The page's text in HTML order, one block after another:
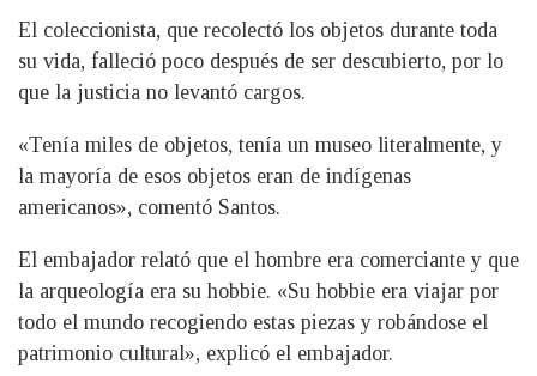
El coleccionista, que recolectó los objetos durante toda
su vida, falleció poco después de ser descubierto, por lo
que la justicia no levantó cargos.
«Tenía miles de objetos, tenía un museo literalmente, y
la mayoría de esos objetos eran de indígenas
americanos», comentó Santos.
El embajador relató que el hombre era comerciante y que
la arqueología era su hobbie. «Su hobbie era viajar por
todo el mundo recogiendo estas piezas y robándose el
patrimonio cultural», explicó el embajador.